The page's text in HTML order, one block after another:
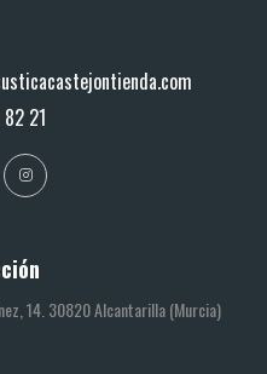
21
14. 30820 Alcantarilla (Murcia)